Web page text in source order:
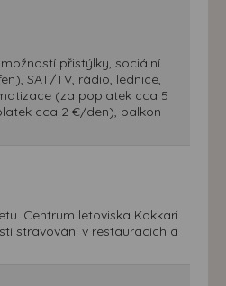
přistýlky, sociální
SAT/TV, rádio, lednice,
(za poplatek cca 5
cca 2 €/den), balkon
Centrum letoviska Kokkari
stravování v restauracích a